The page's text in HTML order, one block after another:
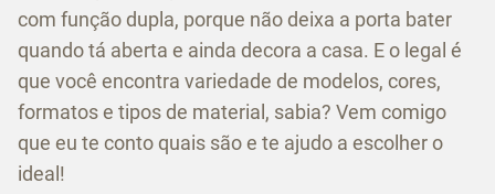
com função dupla, porque não deixa a porta bater
quando tá aberta e ainda decora a casa. E o legal é
que você encontra variedade de modelos, cores,
formatos e tipos de material, sabia? Vem comigo
que eu te conto quais são e te ajudo a escolher o
ideal!